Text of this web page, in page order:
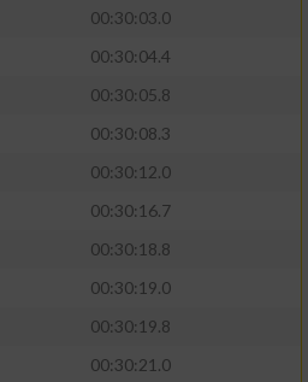
00:30:03.0
00:30:04.4
00:30:05.8
00:30:08.3
00:30:12.0
00:30:16.7
00:30:18.8
00:30:19.0
00:30:19.8
00:30:21.0
angeforderten